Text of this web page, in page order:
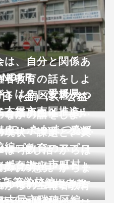
、自分と関係あ
とは？ - 愛媛県…
教育の話をしよ
ト - 南区女性のつ
古屋市南区推進…
（金）に、公益
会議所主催「#ポ
に、たかまつな…
なかの話をしよ
座レポート - 愛媛
編
状・課題と、実
プ教育のアプロ
ポート - 市町村…
“推し活”からは
育講座レポート
等学校編
んの意見”からま
の権利×主権者教
古屋市瑞穂区編
らの主権者教育